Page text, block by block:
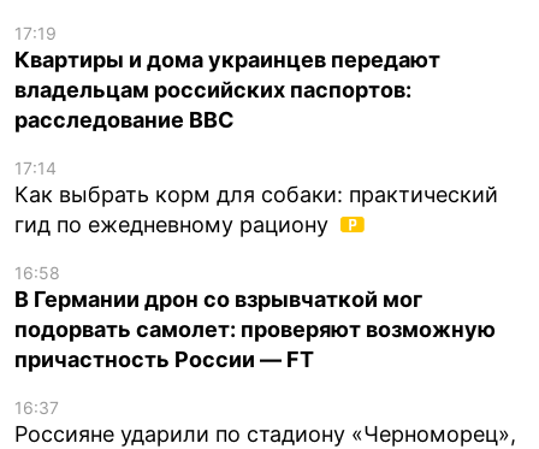
17:19
Квартиры и дома украинцев передают
владельцам российских паспортов:
расследование BBC
17:14
Как выбрать корм для собаки: практический
гид по ежедневному рациону
16:58
В Германии дрон со взрывчаткой мог
подорвать самолет: проверяют возможную
причастность России — FT
16:37
Россияне ударили по стадиону «Черноморец»,